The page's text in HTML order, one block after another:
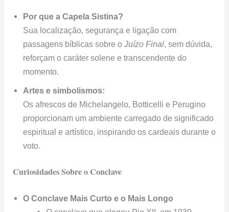
Por que a Capela Sistina?
Sua localização, segurança e ligação com
passagens bíblicas sobre oJuízo Final, sem dúvida,
reforçam o caráter solene e transcendente do
momento.
Artes e simbolismos:
Os afrescos de Michelangelo, Botticelli e Perugino
proporcionam um ambiente carregado de significado
espiritual e artístico, inspirando os cardeais durante o
voto.
Curiosidades Sobre o Conclave
O Conclave Mais Curto e o Mais Longo